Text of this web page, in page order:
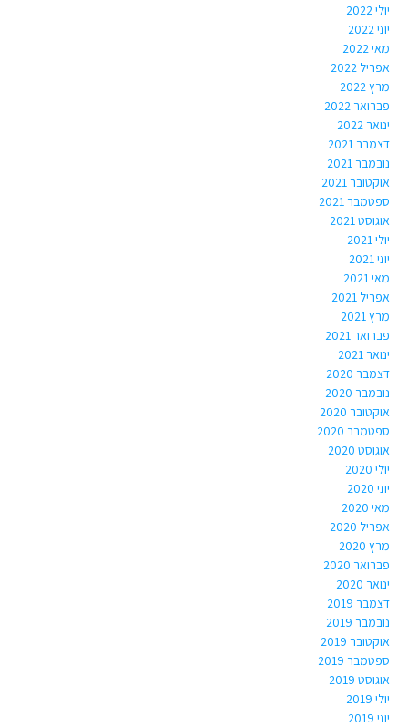
יולי 2022
יוני 2022
מאי 2022
אפריל 2022
מרץ 2022
פברואר 2022
ינואר 2022
דצמבר 2021
נובמבר 2021
אוקטובר 2021
ספטמבר 2021
אוגוסט 2021
יולי 2021
יוני 2021
מאי 2021
אפריל 2021
מרץ 2021
פברואר 2021
ינואר 2021
דצמבר 2020
נובמבר 2020
אוקטובר 2020
ספטמבר 2020
אוגוסט 2020
יולי 2020
יוני 2020
מאי 2020
אפריל 2020
מרץ 2020
פברואר 2020
ינואר 2020
דצמבר 2019
נובמבר 2019
אוקטובר 2019
ספטמבר 2019
אוגוסט 2019
יולי 2019
יוני 2019